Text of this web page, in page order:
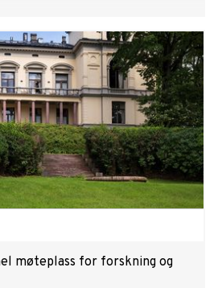
møteplass for forskning og